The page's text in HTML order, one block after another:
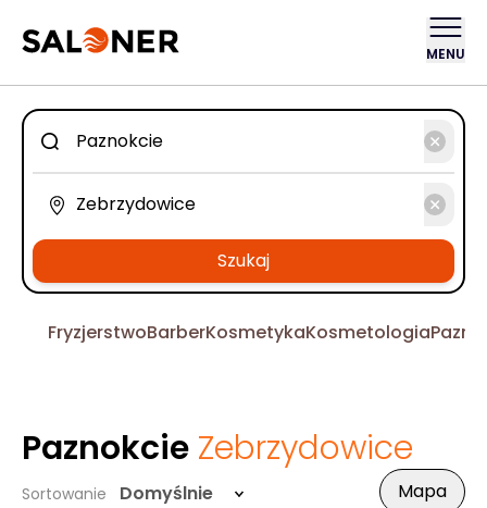
MENU
Szukaj
FryzjerstwoBarberKosmetykaKosmetologia
Paznokcie Zebrzydowice
Sortowanie Domyślnie Mapa